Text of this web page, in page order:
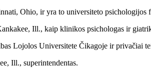
Ohio, ir yra to universiteto psichologijos
Ill., kaip klinikos psichologas ir
Lojolos Universitete Čikagoje ir privačiai
Ill., superintendentas.